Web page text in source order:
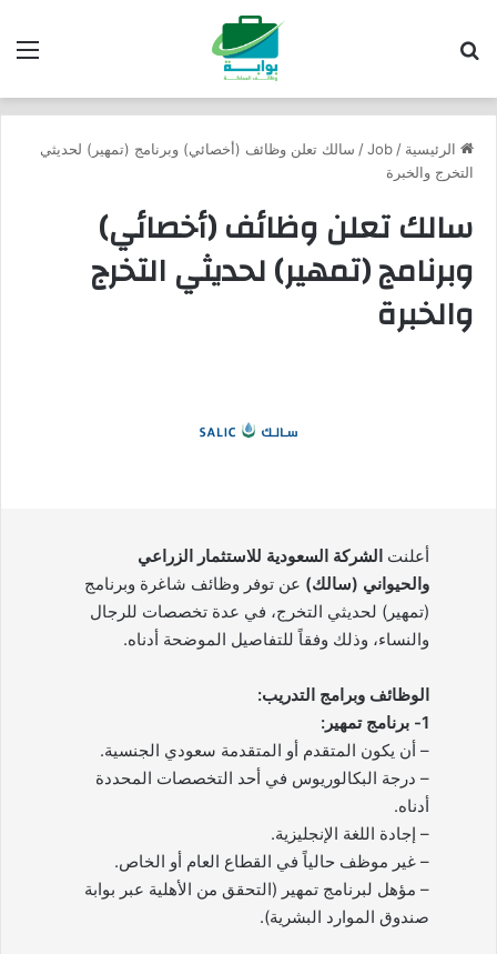
الرئيسية /
Job
/ سالك تعلن وظائف (أخصائي) وبرنامج (تمهير) لحديثي
التخرج والخبرة
سالك تعلن وظائف (أخصائي)
وبرنامج (تمهير) لحديثي التخرج
والخبرة
أعلنت الشركة السعودية للاستثمار الزراعي
والحيواني (سالك) عن توفر وظائف شاغرة وبرنامج
(تمهير) لحديثي التخرج، في عدة تخصصات للرجال
والنساء، وذلك وفقاً للتفاصيل الموضحة أدناه.
الوظائف وبرامج التدريب:
1- برنامج تمهير:
– أن يكون المتقدم أو المتقدمة سعودي الجنسية.
– درجة البكالوريوس في أحد التخصصات المحددة
أدناه.
– إجادة اللغة الإنجليزية.
– غير موظف حالياً في القطاع العام أو الخاص.
– مؤهل لبرنامج تمهير (التحقق من الأهلية عبر بوابة
صندوق الموارد البشرية).